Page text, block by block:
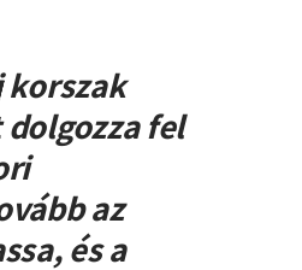
turné!
korszak
fel
az
és a